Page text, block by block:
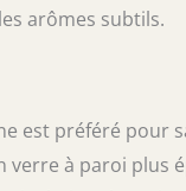
arômes subtils.
est préféré pour
verre à paroi plus